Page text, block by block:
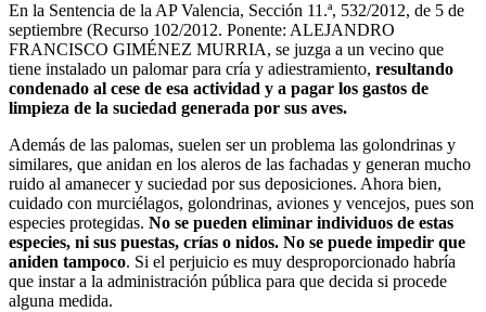
En la Sentencia de la AP Valencia, Sección 11.ª, 532/2012, de 5 de
septiembre (Recurso 102/2012. Ponente: ALEJANDRO
FRANCISCO GIMÉNEZ MURRIA, se juzga a un vecino que
tiene instalado un palomar para cría y adiestramiento, resultando
condenado al cese de esa actividad y a pagar los gastos de
limpieza de la suciedad generada por sus aves.
Además de las palomas, suelen ser un problema las golondrinas y
similares, que anidan en los aleros de las fachadas y generan mucho
ruido al amanecer y suciedad por sus deposiciones. Ahora bien,
cuidado con murciélagos, golondrinas, aviones y vencejos, pues son
especies protegidas. No se pueden eliminar individuos de estas
especies, ni sus puestas, crías o nidos. No se puede impedir que
aniden tampoco. Si el perjuicio es muy desproporcionado habría
que instar a la administración pública para que decida si procede
alguna medida.